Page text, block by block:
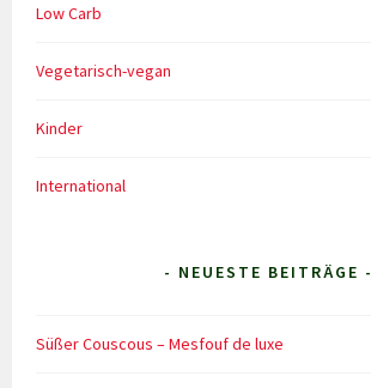
Low Carb
Vegetarisch-vegan
Kinder
International
- NEUESTE BEITRÄGE -
Süßer Couscous – Mesfouf de luxe